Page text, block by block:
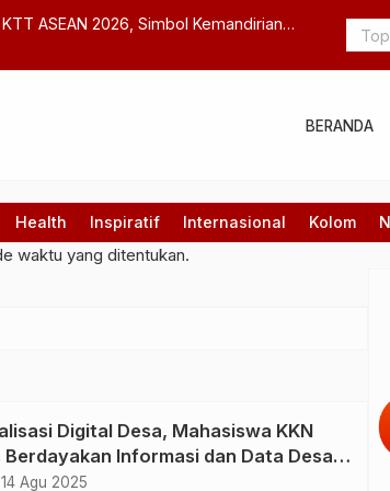
ASEAN 2026, Simbol Kemandirian
JKSN DIY
Menjaga
BERANDA
Health Inspiratif Internasional Kolom
waktu yang ditentukan.
Digital Desa, Mahasiswa KKN
Berdayakan Informasi dan Data Desa
Visualisasi Data
Agu 2025